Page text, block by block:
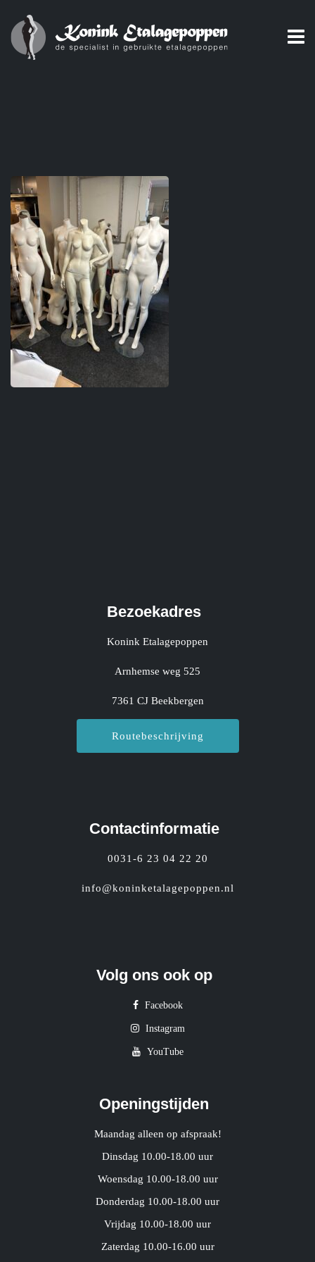
Bezoekadres
Konink Etalagepoppen
Arnhemse weg 525
7361 CJ Beekbergen
Routebeschrijving
Contactinformatie
0031-6 23 04 22 20
info@koninketalagepoppen.nl
Volg ons ook op
Facebook
Instagram
YouTube
Openingstijden
Maandag alleen op afspraak!
Dinsdag 10.00-18.00 uur
Woensdag 10.00-18.00 uur
Donderdag 10.00-18.00 uur
Vrijdag 10.00-18.00 uur
Zaterdag 10.00-16.00 uur